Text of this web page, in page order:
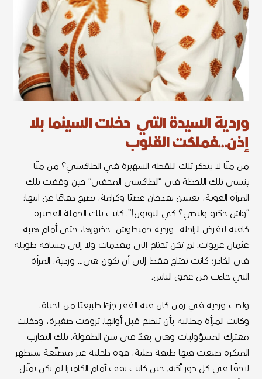
وردية السيدة التي دخلت السينما بلا
إذن…فملكت القلوب
من منّا لا يتذكر تلك اللقطة الشهيرة في الطاكسي؟ من منّا
ينسى تلك اللحظة في “الطاكسي المخفي” حين وقفت تلك
المرأة القوية، بعينين تقدحان غضبًا وكرامة، تصرخ دفاعًا عن ابنها:
“واش خصّو وليدي؟ كي البوبون!”. كانت تلك الجملة القصيرة
كافية لتفرض الراحلة وردية حميطوش حضورها، حتى أمام هيبة
عثمان عريوات. لم تكن تحتاج إلى مقدمات ولا إلى مساحة طويلة
في الكادر؛ كانت تحتاج فقط إلى أن تكون هي… وردية، المرأة
التي جاءت من عمق الناس.
ولدت وردية في زمن كان فيه الفقر جزءًا طبيعيًا من الحياة،
وكانت المرأة مطالبة بأن تنضج قبل أوانها. تزوجت صغيرة، ودخلت
معترك المسؤوليات وهي بعدُ في سن الطفولة. تلك التجارب
المبكرة صنعت فيها طبقة صلبة، قوة داخلية غير متصنّعة ستظهر
لاحقًا في كل دور أدّته. حين كانت تقف أمام الكاميرا لم تكن تمثّل